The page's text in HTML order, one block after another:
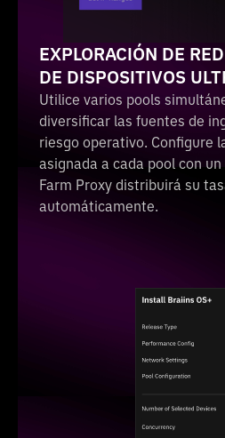
EXPLORACIÓN DE
DE DISPOSITIVOS
Utilice varios pools
diversificar las fuentes de
riesgo operativo. Configure
asignada a cada pool con
Farm Proxy distribuirá su
automáticamente.